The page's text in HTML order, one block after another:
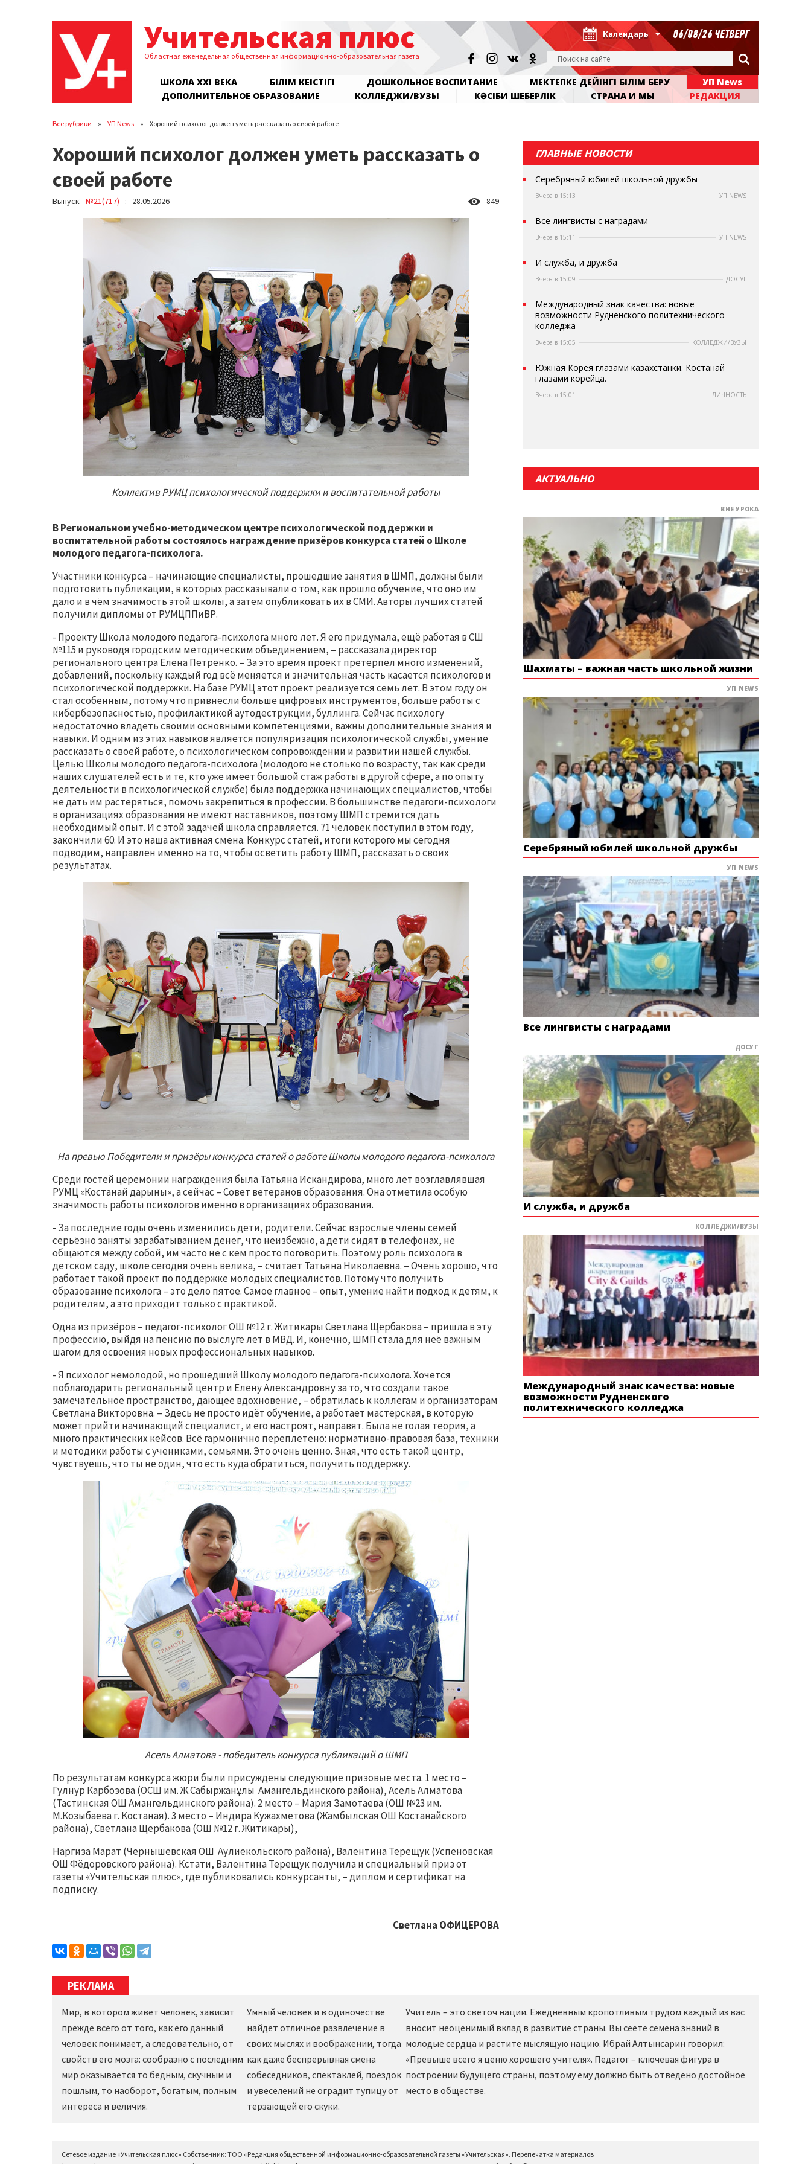
Учительская плюс
Областная еженедельная общественная информационно-образовательная газета
Календарь 06/08/26 ЧЕТВЕРГ
ШКОЛА XXI ВЕКА БІЛІМ КЕҢІСТІГІ ДОШКОЛЬНОЕ ВОСПИТАНИЕ МЕКТЕПКЕ ДЕЙІНГІ БІЛІМ БЕРУ
УП News
ДОПОЛНИТЕЛЬНОЕ ОБРАЗОВАНИЕ
КОЛЛЕДЖИ/ВУЗЫ КӘСІБИ ШЕБЕРЛІК СТРАНА И МЫ РЕДАКЦИЯ
Все рубрики УП News Хороший психолог должен уметь рассказать о своей работе
Хороший психолог должен уметь рассказать о
своей работе
Выпуск -№21(717) : 28.05.2026 849
Коллектив РУМЦ психологической поддержки и воспитательной работы
В Региональном учебно-методическом центре психологической поддержки и
воспитательной работы состоялось награждение призёров конкурса статей о Школе
молодого педагога-психолога.
Участники конкурса – начинающие специалисты, прошедшие занятия в ШМП, должны были
подготовить публикации, в которых рассказывали о том, как прошло обучение, что оно им
дало и в чём значимость этой школы, а затем опубликовать их в СМИ. Авторы лучших статей
получили дипломы от РУМЦППиВР.
- Проекту Школа молодого педагога-психолога много лет. Я его придумала, ещё работая в СШ
№115 и руководя городским методическим объединением, – рассказала директор
регионального центра Елена Петренко. – За это время проект претерпел много изменений,
добавлений, поскольку каждый год всё меняется и значительная часть касается психологов и
психологической поддержки. На базе РУМЦ этот проект реализуется семь лет. В этом году он
стал особенным, потому что привнесли больше цифровых инструментов, больше работы с
кибербезопасностью, профилактикой аутодеструкции, буллинга. Сейчас психологу
недостаточно владеть своими основными компетенциями, важны дополнительные знания и
навыки. И одним из этих навыков является популяризация психологической службы, умение
рассказать о своей работе, о психологическом сопровождении и развитии нашей службы.
Целью Школы молодого педагога-психолога (молодого не столько по возрасту, так как среди
наших слушателей есть и те, кто уже имеет большой стаж работы в другой сфере, а по опыту
деятельности в психологической службе) была поддержка начинающих специалистов, чтобы
не дать им растеряться, помочь закрепиться в профессии. В большинстве педагоги-психологи
в организациях образования не имеют наставников, поэтому ШМП стремится дать
необходимый опыт. И с этой задачей школа справляется. 71 человек поступил в этом году,
закончили 60. И это наша активная смена. Конкурс статей, итоги которого мы сегодня
подводим, направлен именно на то, чтобы осветить работу ШМП, рассказать о своих
результатах.
На превью Победители и призёры конкурса статей о работе Школы молодого педагога-психолога
Среди гостей церемонии награждения была Татьяна Искандирова, много лет возглавлявшая
РУМЦ «Костанай дарыны», а сейчас – Совет ветеранов образования. Она отметила особую
значимость работы психологов именно в организациях образования.
- За последние годы очень изменились дети, родители. Сейчас взрослые члены семей
серьёзно заняты зарабатыванием денег, что неизбежно, а дети сидят в телефонах, не
общаются между собой, им часто не с кем просто поговорить. Поэтому роль психолога в
детском саду, школе сегодня очень велика, – считает Татьяна Николаевна. – Очень хорошо, что
работает такой проект по поддержке молодых специалистов. Потому что получить
образование психолога – это дело пятое. Самое главное – опыт, умение найти подход к детям, к
родителям, а это приходит только с практикой.
Одна из призёров – педагог-психолог ОШ №12 г. Житикары Светлана Щербакова – пришла в эту
профессию, выйдя на пенсию по выслуге лет в МВД. И, конечно, ШМП стала для неё важным
шагом для освоения новых профессиональных навыков.
- Я психолог немолодой, но прошедший Школу молодого педагога-психолога. Хочется
поблагодарить региональный центр и Елену Александровну за то, что создали такое
замечательное пространство, дающее вдохновение, – обратилась к коллегам и организаторам
Светлана Викторовна. – Здесь не просто идёт обучение, а работает мастерская, в которую
может прийти начинающий специалист, и его настроят, направят. Была не голая теория, а
много практических кейсов. Всё гармонично переплетено: нормативно-правовая база, техники
и методики работы с учениками, семьями. Это очень ценно. Зная, что есть такой центр,
чувствуешь, что ты не один, что есть куда обратиться, получить поддержку.
Асель Алматова - победитель конкурса публикаций о ШМП
По результатам конкурса жюри были присуждены следующие призовые места. 1 место –
Гулнур Карбозова (ОСШ им. Ж.Сабыржанұлы Амангельдинского района), Асель Алматова
(Тастинская ОШ Амангельдинского района). 2 место – Мария Замотаева (ОШ №23 им.
М.Козыбаева г. Костаная). 3 место – Индира Кужахметова (Жамбылская ОШ Костанайского
района), Светлана Щербакова (ОШ №12 г. Житикары),
Наргиза Марат (Чернышевская ОШ Аулиекольского района), Валентина Терещук (Успеновская
ОШ Фёдоровского района). Кстати, Валентина Терещук получила и специальный приз от
газеты «Учительская плюс», где публиковались конкурсанты, – диплом и сертификат на
подписку.
Светлана ОФИЦЕРОВА
ГЛАВНЫЕ НОВОСТИ
Серебряный юбилей школьной дружбы
Вчера в 15:13 УП NEWS
Все лингвисты с наградами
Вчера в 15:11 УП NEWS
И служба, и дружба
Вчера в 15:09 ДОСУГ
Международный знак качества: новые
возможности Рудненского политехнического
колледжа
Вчера в 15:05 КОЛЛЕДЖИ/ВУЗЫ
Южная Корея глазами казахстанки. Костанай
глазами корейца.
Вчера в 15:01 ЛИЧНОСТЬ
АКТУАЛЬНО
ВНЕ УРОКА
Шахматы – важная часть школьной жизни
УП NEWS
Серебряный юбилей школьной дружбы
УП NEWS
Все лингвисты с наградами
ДОСУГ
И служба, и дружба
КОЛЛЕДЖИ/ВУЗЫ
Международный знак качества: новые
возможности Рудненского
политехнического колледжа
РЕКЛАМА
Мир, в котором живет человек, зависит
прежде всего от того, как его данный
человек понимает, а следовательно, от
свойств его мозга: сообразно с последним
мир оказывается то бедным, скучным и
пошлым, то наоборот, богатым, полным
интереса и величия.
Умный человек и в одиночестве
найдёт отличное развлечение в
своих мыслях и воображении, тогда
как даже беспрерывная смена
собеседников, спектаклей, поездок
и увеселений не оградит тупицу от
терзающей его скуки.
Учитель – это светоч нации. Ежедневным кропотливым трудом каждый из вас
вносит неоценимый вклад в развитие страны. Вы сеете семена знаний в
молодые сердца и растите мыслящую нацию. Ибрай Алтынсарин говорил:
«Превыше всего я ценю хорошего учителя». Педагог – ключевая фигура в
построении будущего страны, поэтому ему должно быть отведено достойное
место в обществе.
Сетевое издание «Учительская плюс» Собственник: ТОО «Редакция общественной информационно-образовательной газеты «Учительская». Перепечатка материалов